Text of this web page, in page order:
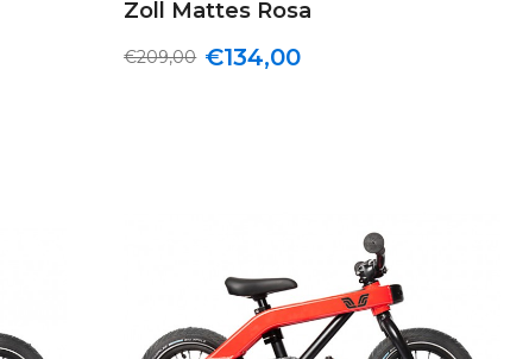
Zoll Mattes Rosa
€134,00
€209,00